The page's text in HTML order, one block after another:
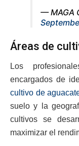
— MAGA
Áreas de
Los
encargados de
cultivo de
suelo y la
cultivos se
maximizar el